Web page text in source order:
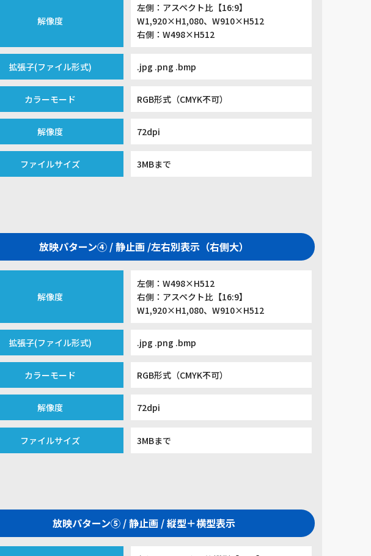
解像度
左側：アスペクト比【16:9】
W1,920×H1,080、W910×H512
右側：W498×H512
拡張子(ファイル形式) .jpg .png .bmp
カラーモード RGB形式（CMYK不可）
解像度 72dpi
ファイルサイズ 3MBまで
放映パターン④ / 静止画 /左右別表示（右側大）
解像度
左側：W498×H512
右側：アスペクト比【16:9】
W1,920×H1,080、W910×H512
拡張子(ファイル形式) .jpg .png .bmp
カラーモード RGB形式（CMYK不可）
解像度 72dpi
ファイルサイズ 3MBまで
放映パターン⑤ / 静止画 / 縦型＋横型表示